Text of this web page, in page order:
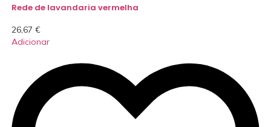
Rede de lavandaria vermelha
26,67 €
Adicionar